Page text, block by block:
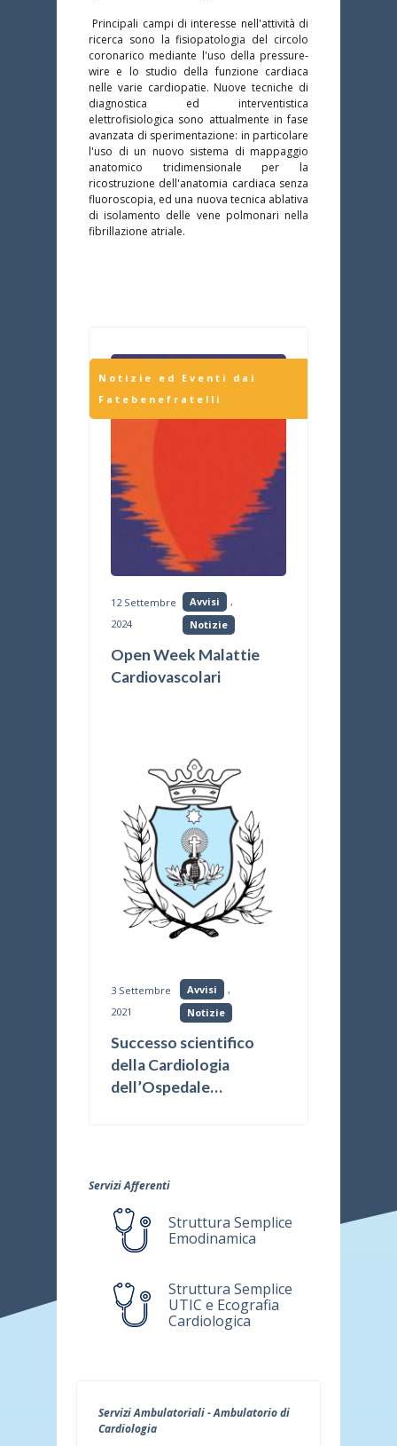
ricerca sono la fisiopatologia del circolo
coronarico mediante l'uso della pressure-
wire e lo studio della funzione cardiaca
nelle varie cardiopatie. Nuove tecniche di
diagnostica ed interventistica
elettrofisiologica sono attualmente in fase
avanzata di sperimentazione: in particolare
l'uso di un nuovo sistema di mappaggio
anatomico tridimensionale per la
ricostruzione dell'anatomia cardiaca senza
fluoroscopia, ed una nuova tecnica ablativa
di isolamento delle vene polmonari nella
fibrillazione atriale.
12 Settembre
2024
Avvisi
,
Notizie
Open Week Malattie
Cardiovascolari
3 Settembre
2021
Avvisi
,
Notizie
Successo scientifico
della Cardiologia
dell’Ospedale
Servizi Afferenti
Struttura Semplice
Emodinamica
Struttura Semplice
UTIC e Ecografia
Cardiologica
Servizi Ambulatoriali - Ambulatorio di
Cardiologia